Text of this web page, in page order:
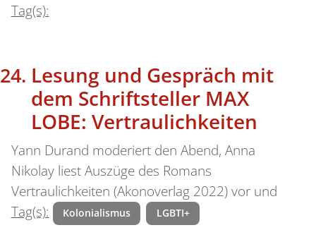
Tag(s):
Lesung und Gespräch mit
dem Schriftsteller MAX
LOBE: Vertraulichkeiten
Yann Durand moderiert den Abend, Anna
Nikolay liest Auszüge des Romans
Vertraulichkeiten (Akonoverlag 2022) vor und
Tag(s):
Kolonialismus LGBTI+